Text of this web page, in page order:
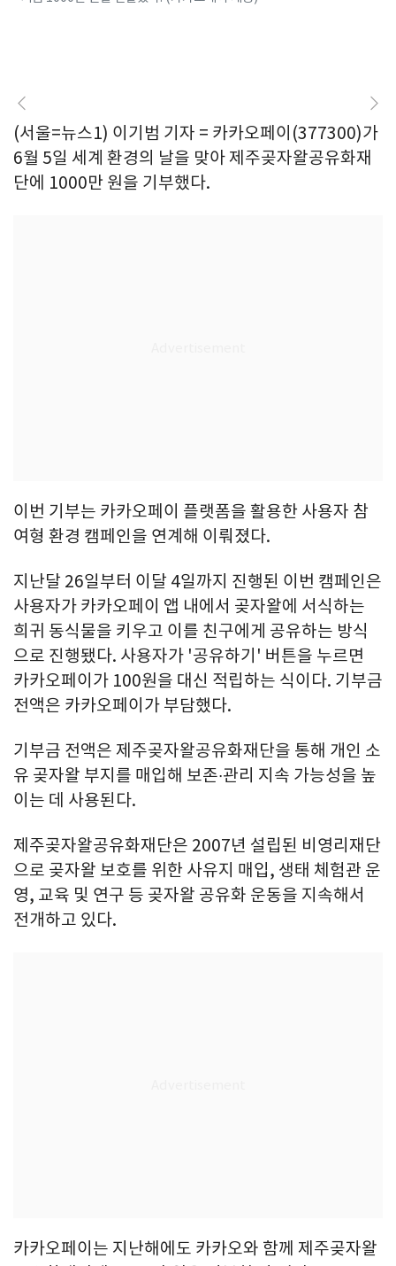
(서울=뉴스1) 이기범 기자 = 카카오페이(377300)가
6월 5일 세계 환경의 날을 맞아 제주곶자왈공유화재
단에 1000만 원을 기부했다.
이번 기부는 카카오페이 플랫폼을 활용한 사용자 참
여형 환경 캠페인을 연계해 이뤄졌다.
지난달 26일부터 이달 4일까지 진행된 이번 캠페인은
사용자가 카카오페이 앱 내에서 곶자왈에 서식하는
희귀 동식물을 키우고 이를 친구에게 공유하는 방식
으로 진행됐다. 사용자가 '공유하기' 버튼을 누르면
카카오페이가 100원을 대신 적립하는 식이다. 기부금
전액은 카카오페이가 부담했다.
기부금 전액은 제주곶자왈공유화재단을 통해 개인 소
유 곶자왈 부지를 매입해 보존∙관리 지속 가능성을 높
이는 데 사용된다.
제주곶자왈공유화재단은 2007년 설립된 비영리재단
으로 곶자왈 보호를 위한 사유지 매입, 생태 체험관 운
영, 교육 및 연구 등 곶자왈 공유화 운동을 지속해서
전개하고 있다.
카카오페이는 지난해에도 카카오와 함께 제주곶자왈